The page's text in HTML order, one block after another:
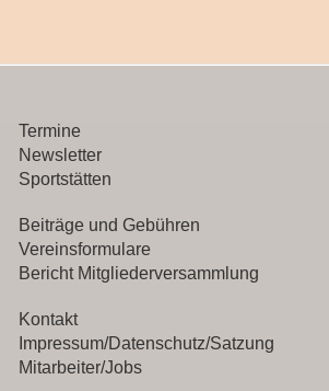
Termine
Newsletter
Sportstätten
Beiträge und Gebühren
Vereinsformulare
Bericht Mitgliederversammlung
Kontakt
Impressum/Datenschutz/Satzung
Mitarbeiter/Jobs